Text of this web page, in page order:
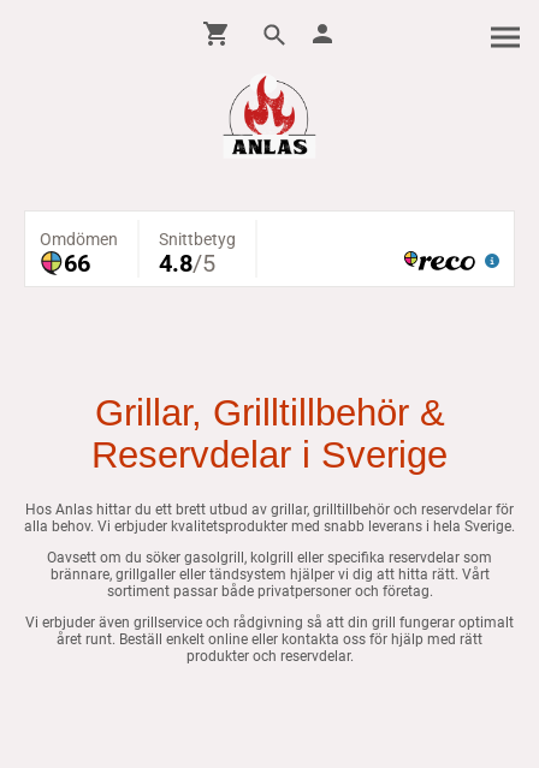
Grillar, Grilltillbehör &
Reservdelar i Sverige
Hos Anlas hittar du ett brett utbud av grillar, grilltillbehör och reservdelar för
alla behov. Vi erbjuder kvalitetsprodukter med snabb leverans i hela Sverige.
Oavsett om du söker gasolgrill, kolgrill eller specifika reservdelar som
brännare, grillgaller eller tändsystem hjälper vi dig att hitta rätt. Vårt
sortiment passar både privatpersoner och företag.
Vi erbjuder även grillservice och rådgivning så att din grill fungerar optimalt
året runt. Beställ enkelt online eller kontakta oss för hjälp med rätt
produkter och reservdelar.